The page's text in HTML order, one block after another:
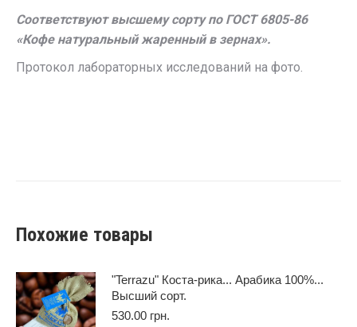
Соответствуют высшему сорту по ГОСТ 6805-86
«Кофе натуральный жаренный в зернах».
Протокол лабораторных исследований на фото.
Похожие товары
"Terrazu" Коста-рика... Арабика 100%...
Высший сорт.
530.00 грн.